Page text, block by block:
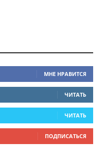
МНЕ НРАВИТСЯ
ЧИТАТЬ
ЧИТАТЬ
ПОДПИСАТЬСЯ